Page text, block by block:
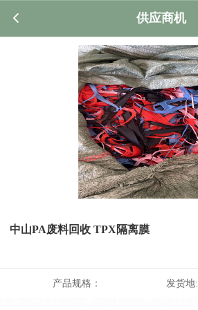
供应商机
中山PA废料回收 TPX隔离膜
产品规格： 发货地: